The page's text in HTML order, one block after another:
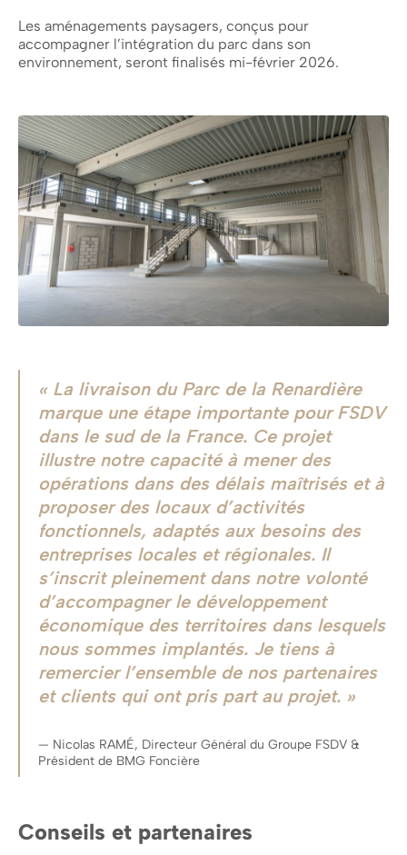
Les aménagements paysagers, conçus pour
accompagner l’intégration du parc dans son
environnement, seront finalisés mi-février 2026.
La livraison du Parc de la Renardière
marque une étape importante pour FSDV
dans le sud de la France. Ce projet
illustre notre capacité à mener des
opérations dans des délais maîtrisés et à
proposer des locaux d’activités
fonctionnels, adaptés aux besoins des
entreprises locales et régionales. Il
s’inscrit pleinement dans notre volonté
d’accompagner le développement
économique des territoires dans lesquels
nous sommes implantés. Je tiens à
remercier l’ensemble de nos partenaires
et clients qui ont pris part au projet.
Nicolas RAMÉ, Directeur Général du Groupe FSDV &
Président de BMG Foncière
Conseils et partenaires